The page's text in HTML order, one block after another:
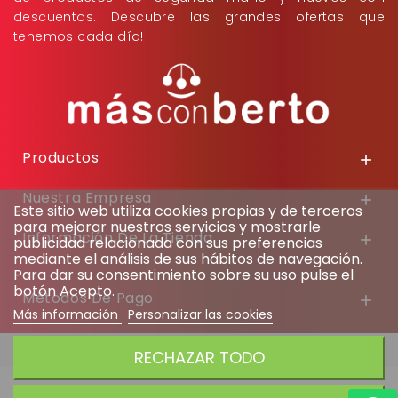
Este sitio web utiliza cookies propias y de terceros
para mejorar nuestros servicios y mostrarle
publicidad relacionada con sus preferencias
mediante el análisis de sus hábitos de navegación.
Para dar su consentimiento sobre su uso pulse el
botón Acepto.
Más información Personalizar las cookies
RECHAZAR TODO
descuentos. Descubre las grandes ofertas que
tenemos cada día!
Productos 
Nuestra Empresa 
Información De La Tienda 
Métodos De Pago 
© 2026 - MasconBerto